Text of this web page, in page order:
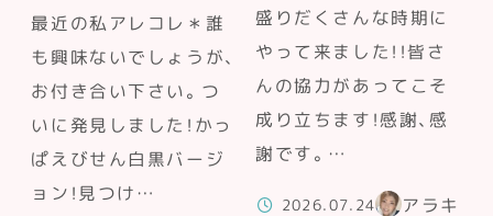
最近の私アレコレ＊誰
も興味ないでしょうが、
お付き合い下さい。つ
いに発見しました！かっ
ぱえびせん白黒バージ
ョン！見つけ…
盛りだくさんな時期に
やって来ました！！皆さ
んの協力があってこそ
成り立ちます！感謝、感
謝です。…
2026.07.24 アラキ